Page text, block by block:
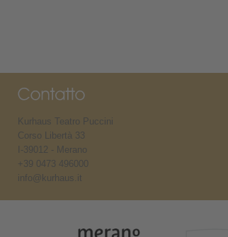
Kurhaus Teatro Puccini
Corso Libertà 33
I-39012 - Merano
+39 0473 496000
info@kurhaus.it